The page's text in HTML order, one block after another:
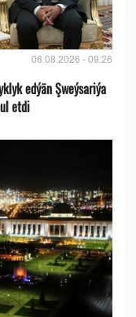
06.08.2026 - 09:26
edýän Şweýsariýa
etdi